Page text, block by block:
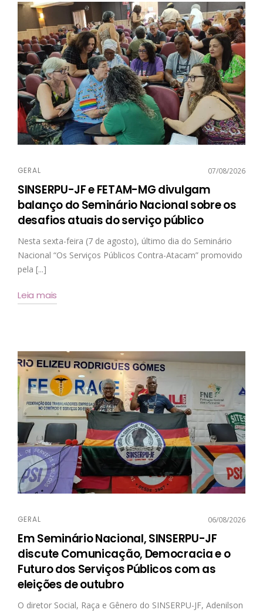
GERAL 07/08/2026
SINSERPU-JF e FETAM-MG divulgam
balanço do Seminário Nacional sobre os
desafios atuais do serviço público
Nesta sexta-feira (7 de agosto), último dia do Seminário
Nacional “Os Serviços Públicos Contra-Atacam” promovido
pela [...]
Leia mais
GERAL 06/08/2026
Em Seminário Nacional, SINSERPU-JF
discute Comunicação, Democracia e o
Futuro dos Serviços Públicos com as
eleições de outubro
O diretor Social, Raça e Gênero do SINSERPU-JF, Adenilson